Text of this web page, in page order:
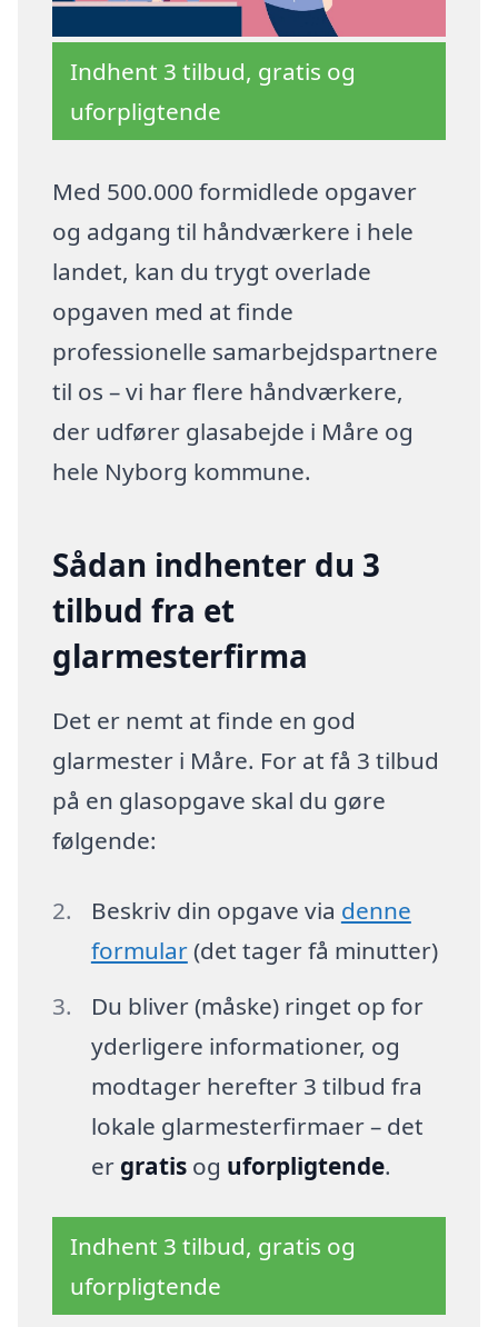
Indhent 3 tilbud, gratis og
uforpligtende
Med 500.000 formidlede opgaver
og adgang til håndværkere i hele
landet, kan du trygt overlade
opgaven med at finde
professionelle samarbejdspartnere
til os – vi har flere håndværkere,
der udfører glasabejde i Måre og
hele Nyborg kommune.
Sådan indhenter du 3
tilbud fra et
glarmesterfirma
Det er nemt at finde en god
glarmester i Måre. For at få 3 tilbud
på en glasopgave skal du gøre
følgende:
Beskriv din opgave via denne
formular(det tager få minutter)
Du bliver (måske) ringet op for
yderligere informationer, og
modtager herefter 3 tilbud fra
lokale glarmesterfirmaer – det
er gratisog uforpligtende.
Indhent 3 tilbud, gratis og
uforpligtende